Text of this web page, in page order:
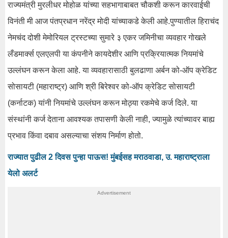
राज्यमंत्री मुरलीधर मोहोळ यांच्या सहभागाबाबत चौकशी करून कारवाईची
विनंती मी आज पंतप्रधान नरेंद्र मोदी यांच्याकडे केली आहे.पुण्यातील हिराचंद
नेमचंद दोशी मेमोरियल ट्रस्टच्या सुमारे ३ एकर जमिनीचा व्यवहार गोखले
लँडमार्क्स एलएलपी या कंपनीने कायदेशीर आणि प्रक्रियात्मक नियमांचे
उल्लंघन करून केला आहे. या व्यवहारासाठी बुलढाणा अर्बन को-ऑप क्रेडिट
सोसायटी (महाराष्ट्र) आणि श्री बिरेश्वर को-ऑप क्रेडिट सोसायटी
(कर्नाटक) यांनी नियमांचे उल्लंघन करून मोठ्या रकमेचे कर्ज दिले. या
संस्थांनी कर्ज देताना आवश्यक तपासणी केली नाही, ज्यामुळे त्यांच्यावर बाह्य
प्रभाव किंवा दबाव असल्याचा संशय निर्माण होतो.
राज्यात पुढील 2 दिवस पुन्हा पाऊस! मुंबईसह मराठवाडा, उ. महाराष्ट्राला
येलो अलर्ट